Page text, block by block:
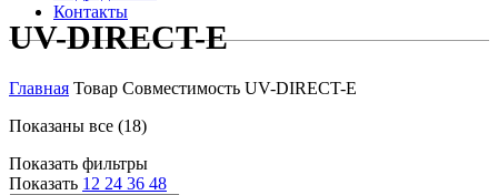
Контакты
UV-DIRECT-E
Главная Товар Совместимость UV-DIRECT-E
Показаны все (18)
Показать фильтры
Показать 12 24 36 48